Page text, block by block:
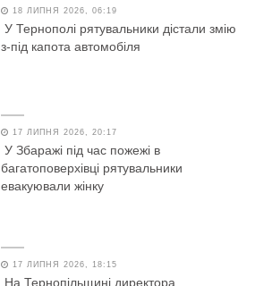
18 ЛИПНЯ 2026, 06:19
У Тернополі рятувальники дістали змію
з-під капота автомобіля
17 ЛИПНЯ 2026, 20:17
У Збаражі під час пожежі в
багатоповерхівці рятувальники
евакуювали жінку
17 ЛИПНЯ 2026, 18:15
На Тернопільщині директора